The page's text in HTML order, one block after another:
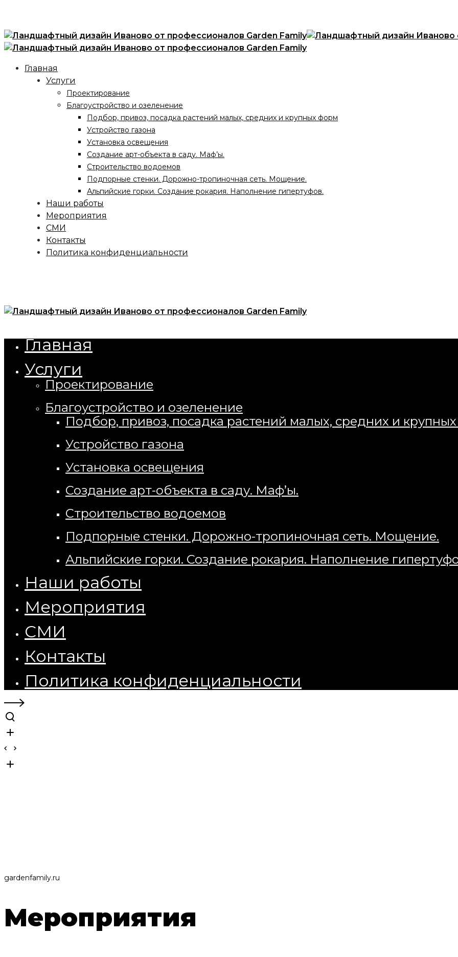
Главная
Услуги
Проектирование
Благоустройство и озеленение
Подбор, привоз, посадка растений малых, средних и крупных форм
Устройство газона
Установка освещения
Создание арт-объекта в саду. Маф’ы.
Строительство водоемов
Подпорные стенки. Дорожно-тропиночная сеть. Мощение.
Альпийские горки. Создание рокария. Наполнение гипертуфов.
Наши работы
Мероприятия
СМИ
Контакты
Политика конфиденциальности
CloseГлавная
Услуги
Проектирование
Благоустройство и озеленение
Подбор, привоз, посадка растений малых, средних и
Устройство газона
Установка освещения
Создание арт-объекта в саду. Маф’ы.
Строительство водоемов
Подпорные стенки. Дорожно-тропиночная сеть. Мощение.
Альпийские горки. Создание рокария. Наполнение
Наши работы
Мероприятия
СМИ
Контакты
Политика конфиденциальности
gardenfamily.ru
Мероприятия